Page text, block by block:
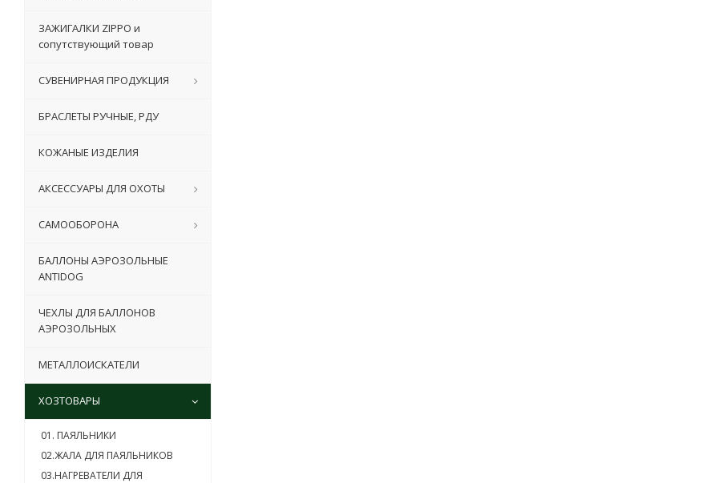
ЗАЖИГАЛКИ ZIPPO и
сопутствующий товар
СУВЕНИРНАЯ ПРОДУКЦИЯ
БРАСЛЕТЫ РУЧНЫЕ, РДУ
КОЖАНЫЕ ИЗДЕЛИЯ
АКСЕССУАРЫ ДЛЯ ОХОТЫ
САМООБОРОНА
БАЛЛОНЫ АЭРОЗОЛЬНЫЕ
ANTIDOG
ЧЕХЛЫ ДЛЯ БАЛЛОНОВ
АЭРОЗОЛЬНЫХ
МЕТАЛЛОИСКАТЕЛИ
ХОЗТОВАРЫ
01. ПАЯЛЬНИКИ
02.ЖАЛА ДЛЯ ПАЯЛЬНИКОВ
03.НАГРЕВАТЕЛИ ДЛЯ